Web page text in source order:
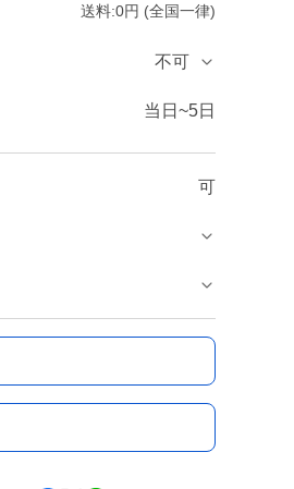
送料:0円 (全国一律)
不可
当日~5日
可